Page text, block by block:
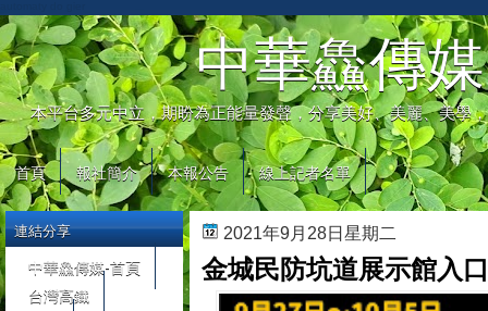
中華鱻傳媒
本平台多元中立，期盼為正能量發聲，分享美好、美麗、美學
首頁 報社簡介 本報公告 線上記者名單
2021年9月28日星期二
金城民防坑道展示館入
連結分享
中華鱻傳媒-首頁
台灣高鐵